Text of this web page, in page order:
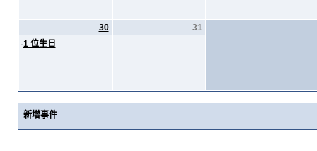
30
·1 位生日
31
新增事件